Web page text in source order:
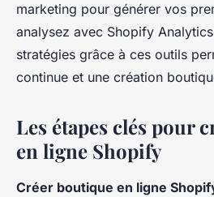
marketing pour générer vos
analysez avec Shopify
stratégies grâce à ces outils
continue et une création
Les étapes clés pour
en ligne Shopify
Créer boutique en ligne